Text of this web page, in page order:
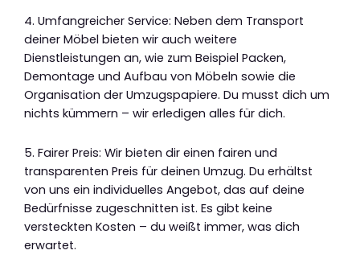
4. Umfangreicher Service: Neben dem Transport
deiner Möbel bieten wir auch weitere
Dienstleistungen an, wie zum Beispiel Packen,
Demontage und Aufbau von Möbeln sowie die
Organisation der Umzugspapiere. Du musst dich um
nichts kümmern – wir erledigen alles für dich.
5. Fairer Preis: Wir bieten dir einen fairen und
transparenten Preis für deinen Umzug. Du erhältst
von uns ein individuelles Angebot, das auf deine
Bedürfnisse zugeschnitten ist. Es gibt keine
versteckten Kosten – du weißt immer, was dich
erwartet.